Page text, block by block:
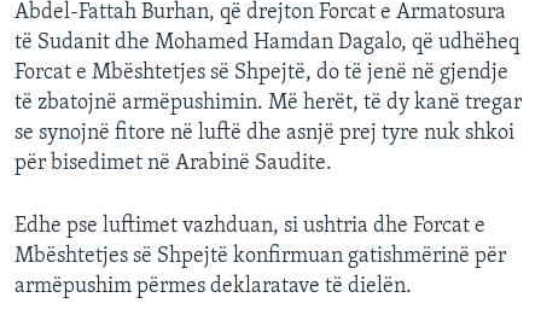
Abdel-Fattah Burhan, që drejton Forcat e Armatosura
të Sudanit dhe Mohamed Hamdan Dagalo, që udhëheq
Forcat e Mbështetjes së Shpejtë, do të jenë në gjendje
të zbatojnë armëpushimin. Më herët, të dy kanë tregar
se synojnë fitore në luftë dhe asnjë prej tyre nuk shkoi
për bisedimet në Arabinë Saudite.
Edhe pse luftimet vazhduan, si ushtria dhe Forcat e
Mbështetjes së Shpejtë konfirmuan gatishmërinë për
armëpushim përmes deklaratave të dielën.